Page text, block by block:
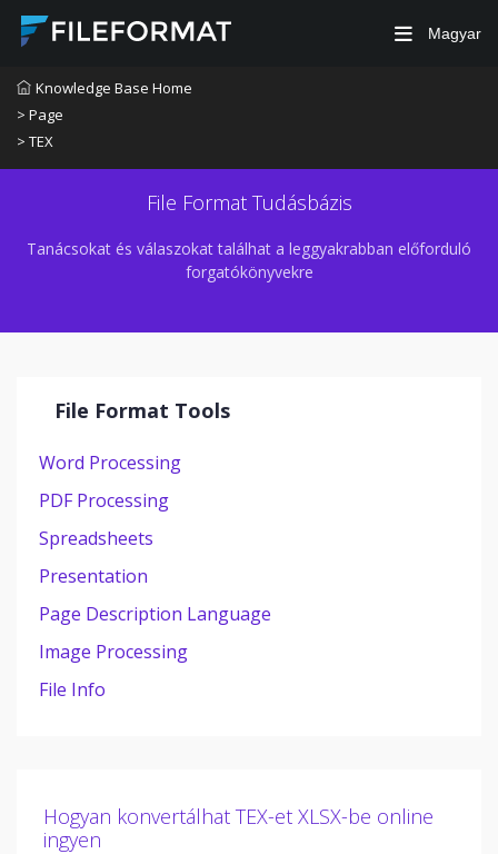
Magyar
Knowledge Base Home
> Page
> TEX
File Format Tudásbázis
Tanácsokat és válaszokat találhat a leggyakrabban előforduló
forgatókönyvekre
File Format Tools
Word Processing
PDF Processing
Spreadsheets
Presentation
Page Description Language
Image Processing
File Info
Hogyan konvertálhat TEX-et XLSX-be online
ingyen